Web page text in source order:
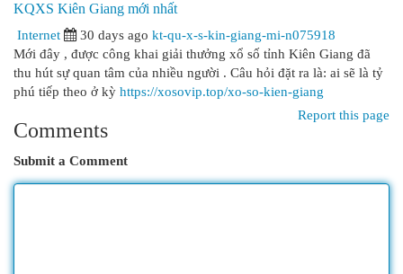
KQXS Kiên Giang mới nhất
Internet
30 days ago kt-qu-x-s-kin-giang-mi-n075918
Mới đây , được công khai giải thưởng xổ số tỉnh Kiên Giang đã
thu hút sự quan tâm của nhiều người . Câu hỏi đặt ra là: ai sẽ là tỷ
phú tiếp theo ở kỳ https://xosovip.top/xo-so-kien-giang
Report this page
Comments
Submit a Comment